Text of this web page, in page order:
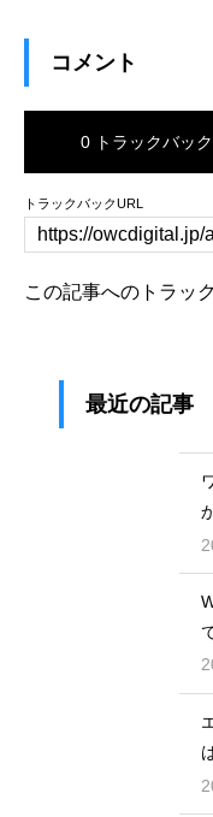
コメント
0 トラックバック
トラックバックURL
この記事へのトラッ
最近の記事